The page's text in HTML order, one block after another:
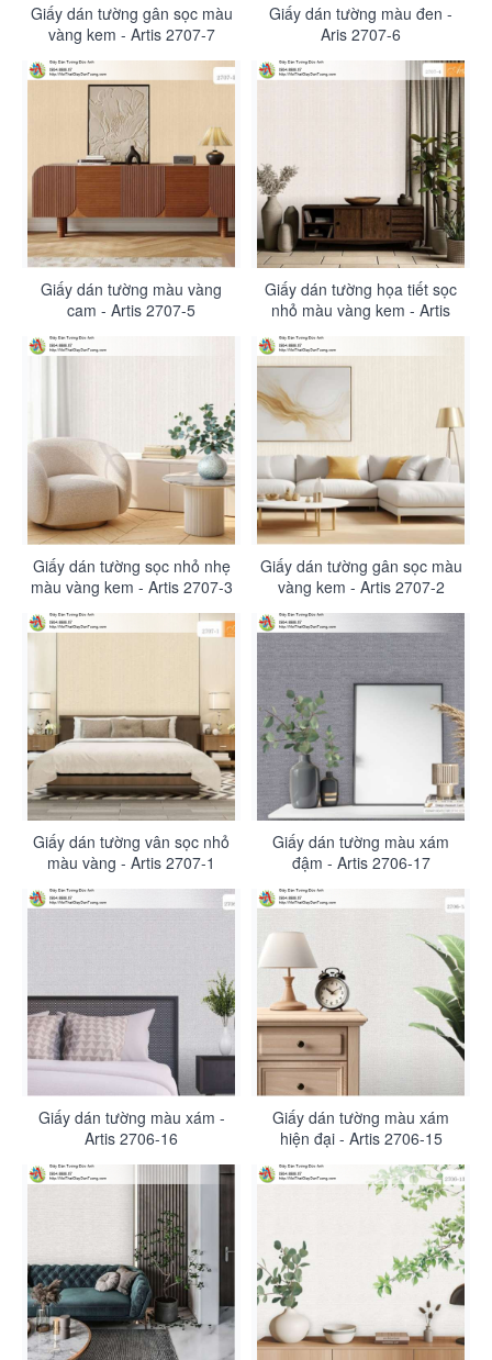
Giấy dán tường gân sọc màu
vàng kem - Artis 2707-7
Giấy dán tường màu đen -
Aris 2707-6
Giấy dán tường màu vàng
cam - Artis 2707-5
Giấy dán tường họa tiết sọc
nhỏ màu vàng kem - Artis
Giấy dán tường sọc nhỏ nhẹ
màu vàng kem - Artis 2707-3
Giấy dán tường gân sọc màu
vàng kem - Artis 2707-2
Giấy dán tường vân sọc nhỏ
màu vàng - Artis 2707-1
Giấy dán tường màu xám
đậm - Artis 2706-17
Giấy dán tường màu xám -
Artis 2706-16
Giấy dán tường màu xám
hiện đại - Artis 2706-15